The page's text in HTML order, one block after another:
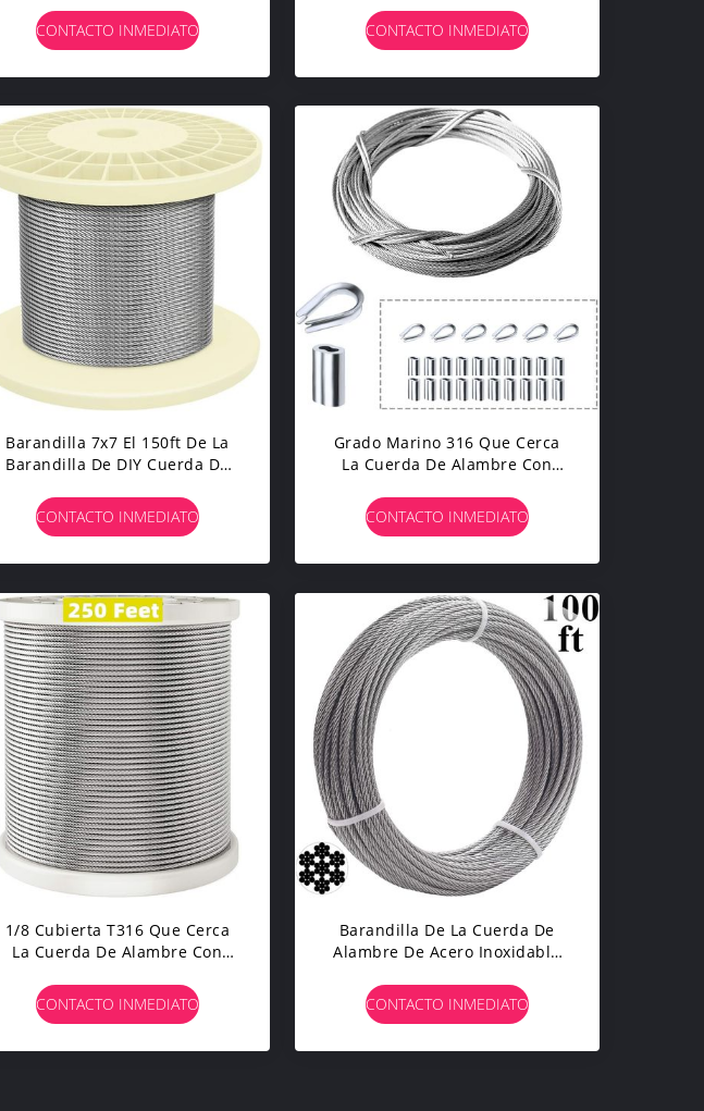
Milímetros
CONTACTO INMEDIATO
Milímetros
CONTACTO INMEDIATO
Barandilla 7x7 El 150ft De La
Barandilla De DIY Cuerda De
CONTACTO INMEDIATO
Grado Marino 316 Que Cerca
La Cuerda De Alambre Con
Inoxidable De Los Aviones 2m
CONTACTO INMEDIATO
1/8 Cubierta T316 Que Cerca
La Cuerda De Alambre Con
Aviones De Los 250FT
CONTACTO INMEDIATO
Barandilla De La Cuerda De
Alambre De Acero Inoxidable
CONTACTO INMEDIATO